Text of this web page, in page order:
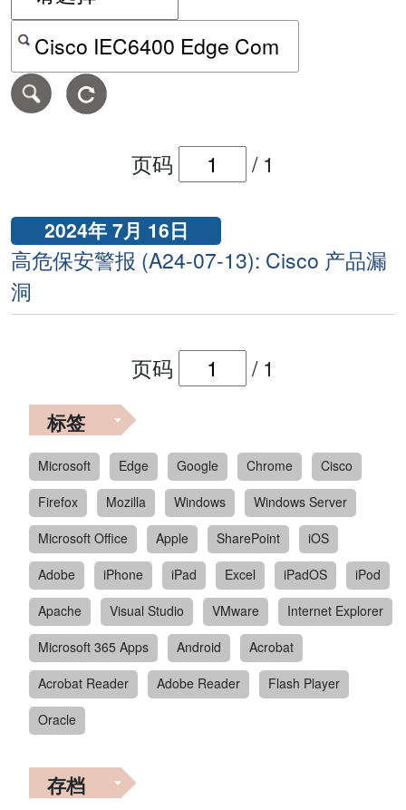
按关键字或 CVE ID 搜寻保安警报
页码 / 1
2024年 7月 16日
高危保安警报 (A24-07-13): Cisco 产品漏
洞
页码 / 1
标签
Microsoft Edge Google Chrome
Cisco
Firefox
Mozilla Windows
Windows Server
Microsoft Office
Apple SharePoint
iOS
Adobe
iPhone iPad Excel iPadOS
iPod
Apache
Visual Studio VMware
Internet Explorer
Microsoft 365 Apps
Android
Acrobat
Acrobat Reader
Adobe Reader
Flash Player
Oracle
存档